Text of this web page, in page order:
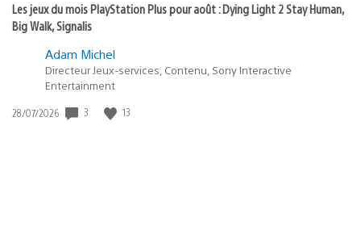
Les jeux du mois PlayStation Plus pour août : Dying Light 2 Stay Human,
Big Walk, Signalis
Adam Michel
Directeur Jeux-services, Contenu, Sony Interactive
Entertainment
Date
28/07/2026 3 13